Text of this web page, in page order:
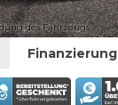
des Fahrzeugs
Finanzierung